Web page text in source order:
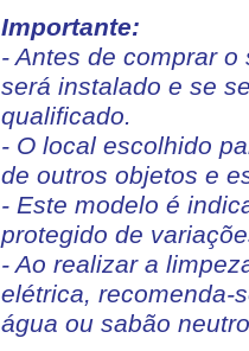
Importante:
- Antes de comprar
será instalado e se
qualificado.
- O local escolhido
de outros objetos e
- Este modelo é
protegido de
- Ao realizar a
elétrica, recomenda-
água ou sabão